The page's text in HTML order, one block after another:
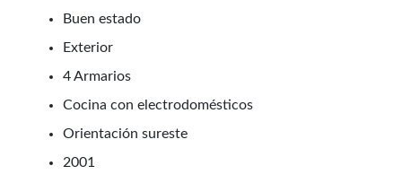
Buen estado
Exterior
4 Armarios
Cocina con electrodomésticos
Orientación sureste
2001